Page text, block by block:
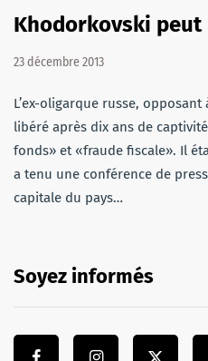
Khodorkovski
23 décembre 2013
L’ex-oligarque russe,
libéré après dix ans de
fonds» et «fraude fiscale». Il
a tenu une conférence de
capitale du pays…
Soyez informés